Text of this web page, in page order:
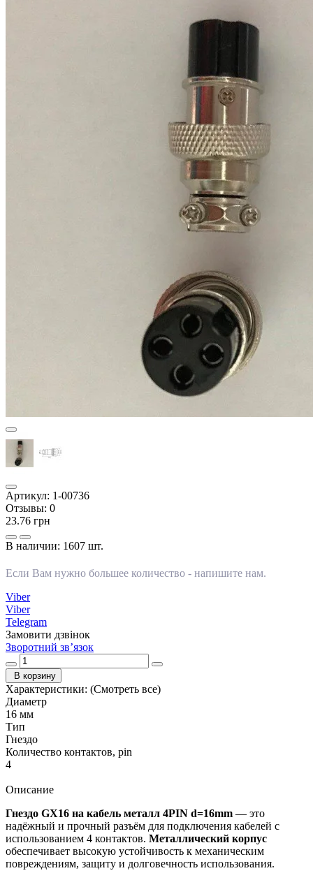
Артикул: 1-00736
Отзывы: 0
23.76 грн
В наличии: 1607 шт.
Если Вам нужно большее количество - напишите нам.
Viber
Viber
Telegram
Замовити дзвінок
Зворотний зв’язок
В корзину
Характеристики: (Смотреть все)
Диаметр
16 мм
Тип
Гнездо
Количество контактов, pin
4
Описание
Гнездо GX16 на кабель металл 4PIN d=16mm — это
надёжный и прочный разъём для подключения кабелей с
использованием 4 контактов. Металлический корпус
обеспечивает высокую устойчивость к механическим
повреждениям, защиту и долговечность использования.